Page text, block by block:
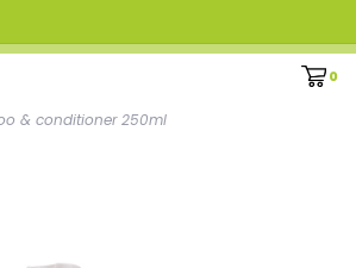
0
& conditioner 250ml